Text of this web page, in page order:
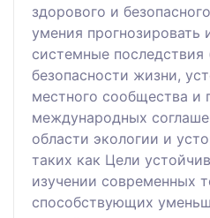
здорового и
умения прогнозировать
системные последствия
безопасности жизни,
местного сообщества и
международных
области экологии и
таких как Цели
изучении современных
способствующих